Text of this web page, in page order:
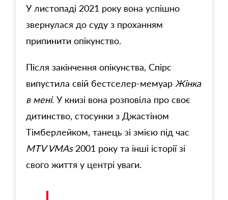
У листопаді 2021 року вона успішно
звернулася до суду з проханням
припинити опікунство.
Після закінчення опікунства, Спірс
випустила свій бестселер-мемуар Жінка
в мені. У книзі вона розповіла про своє
дитинство, стосунки з Джастіном
Тімберлейком, танець зі змією під час
MTV VMAs2001 року та інші історії зі
свого життя у центрі уваги.